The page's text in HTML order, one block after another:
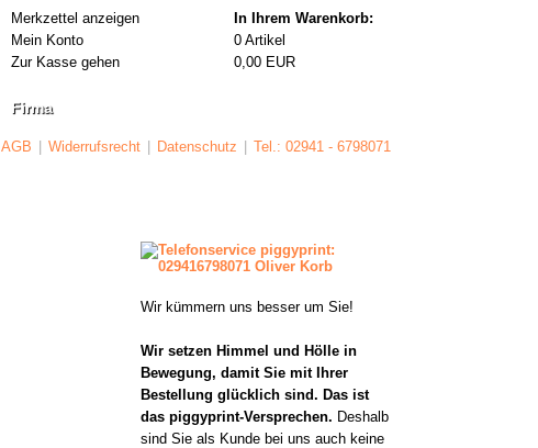
Merkzettel anzeigen
Mein Konto
Zur Kasse gehen
In Ihrem Warenkorb:
0 Artikel
0,00 EUR
Firma
AGB Widerrufsrecht Datenschutz Tel.: 02941 - 6798071
Wir kümmern uns besser um Sie!
Wir setzen Himmel und Hölle in
Bewegung, damit Sie mit Ihrer
Bestellung glücklich sind. Das ist
das piggyprint-Versprechen. Deshalb
sind Sie als Kunde bei uns auch keine